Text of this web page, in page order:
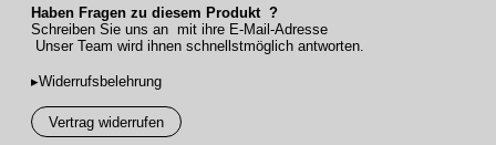
Haben Fragen zu diesem Produkt ?
Schreiben Sie uns an mit ihre E-Mail-Adresse
Unser Team wird ihnen schnellstmöglich antworten.
▸Widerrufsbelehrung
Vertrag widerrufen